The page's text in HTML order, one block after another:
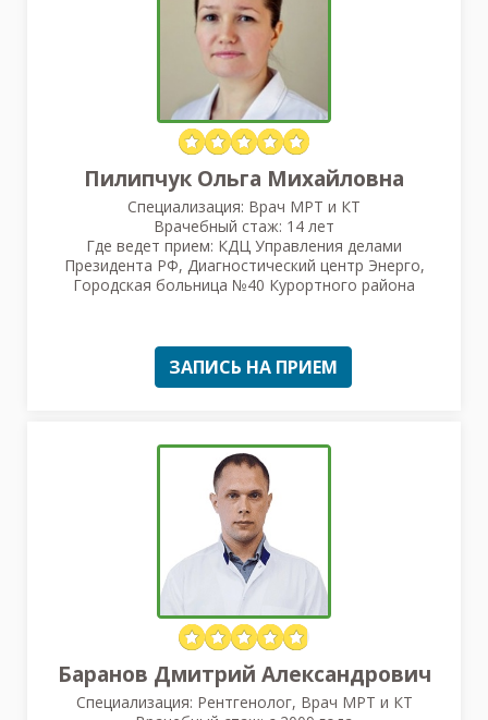
Пилипчук Ольга Михайловна
Специализация: Врач МРТ и КТ
Врачебный стаж: 14 лет
Где ведет прием: КДЦ Управления делами
Президента РФ, Диагностический центр Энерго,
Городская больница №40 Курортного района
ЗАПИСЬ НА ПРИЕМ
Баранов Дмитрий Александрович
Специализация: Рентгенолог, Врач МРТ и КТ